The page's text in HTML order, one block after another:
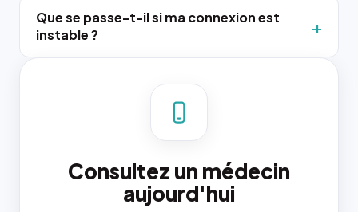
Que se passe-t-il si ma connexion est
instable ?
Consultez un médecin
aujourd'hui